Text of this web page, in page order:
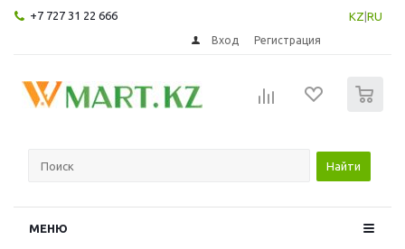
+7 727 31 22 666 KZ RU
Вход Регистрация
Найти
МЕНЮ